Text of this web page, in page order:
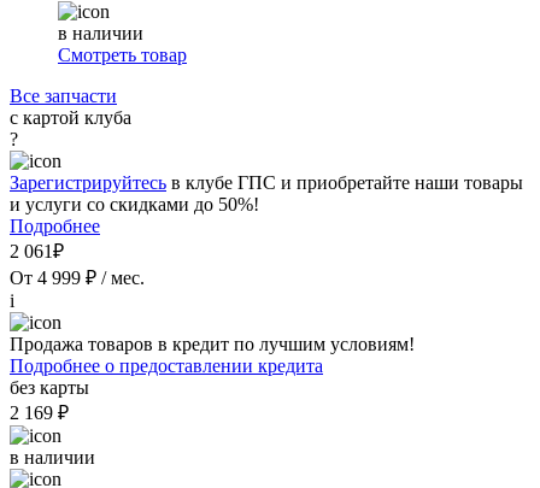
в наличии
Смотреть товар
Все запчасти
с картой клуба
?
Зарегистрируйтесь в клубе ГПС и приобретайте наши товары
и услуги со скидками до 50%!
Подробнее
2 061₽
От 4 999 ₽ / мес.
i
Продажа товаров в кредит по лучшим условиям!
Подробнее о предоставлении кредита
без карты
2 169 ₽
в наличии